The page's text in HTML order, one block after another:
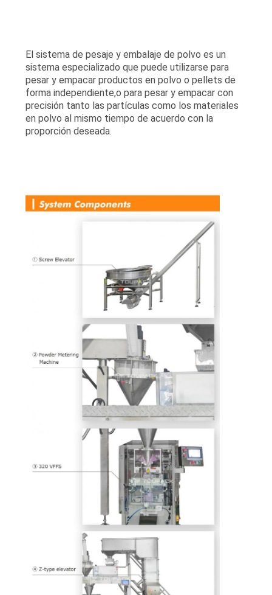
El sistema de pesaje y embalaje de polvo es un
sistema especializado que puede utilizarse para
pesar y empacar productos en polvo o pellets de
forma independiente,o para pesar y empacar con
precisión tanto las partículas como los materiales
en polvo al mismo tiempo de acuerdo con la
proporción deseada.